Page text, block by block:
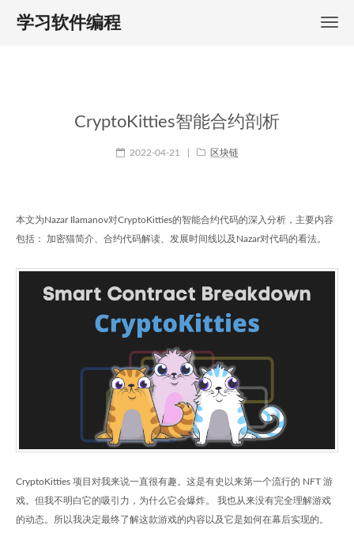
学习软件编程
CryptoKitties智能合约剖析
2022-04-21 区块链
本文为Nazar Ilamanov对CryptoKitties的智能合约代码的深入分析，主要内容
包括： 加密猫简介、合约代码解读、发展时间线以及Nazar对代码的看法。
CryptoKitties 项目对我来说一直很有趣。这是有史以来第一个流行的 NFT 游
戏。但我不明白它的吸引力，为什么它会爆炸。 我也从来没有完全理解游戏
的动态。所以我决定最终了解这款游戏的内容以及它是如何在幕后实现的。